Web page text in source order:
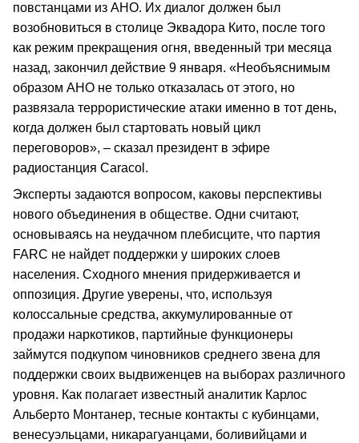
повстанцами из АНО. Их диалог должен был
возобновиться в столице Эквадора Кито, после того
как режим прекращения огня, введенный три месяца
назад, закончил действие 9 января. «Необъяснимым
образом АНО не только отказалась от этого, но
развязала террористические атаки именно в тот день,
когда должен был стартовать новый цикл
переговоров», – сказал президент в эфире
радиостанция Caracol.
Эксперты задаются вопросом, каковы перспективы
нового объединения в обществе. Одни считают,
основываясь на неудачном плебисците, что партия
FARC не найдет поддержки у широких слоев
населения. Сходного мнения придерживается и
оппозиция. Другие уверены, что, используя
колоссальные средства, аккумулированные от
продажи наркотиков, партийные функционеры
займутся подкупом чиновников среднего звена для
поддержки своих выдвиженцев на выборах различного
уровня. Как полагает известный аналитик Карлос
Альберто Монтанер, тесные контакты с кубинцами,
венесуэльцами, никарагуанцами, боливийцами и